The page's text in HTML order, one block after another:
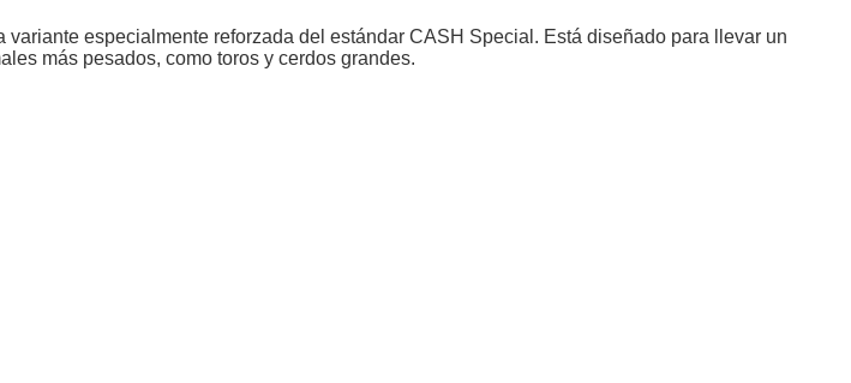
especialmente reforzada del estándar CASH Special. Está diseñado para llevar un
más pesados, como toros y cerdos grandes.